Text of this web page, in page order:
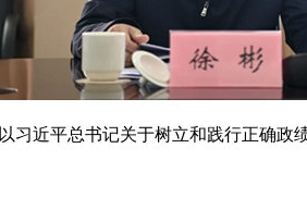
习近平总书记关于树立和践行正确